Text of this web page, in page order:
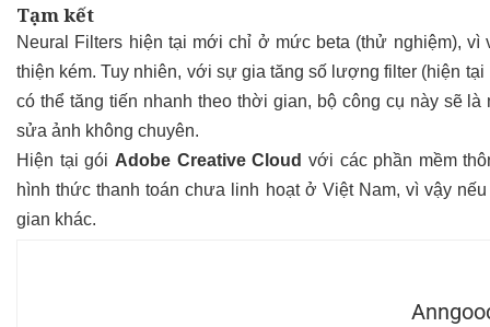
Tạm kết
Neural Filters hiện tại mới chỉ ở mức beta (thử nghiệm),
thiện kém. Tuy nhiên, với sự gia tăng số lượng filter (hiện
có thể tăng tiến nhanh theo thời gian, bộ công cụ này sẽ
sửa ảnh không chuyên.
Hiện tại gói Adobe Creative Cloud với các phần mềm
hình thức thanh toán chưa linh hoạt ở Việt Nam, vì vậy
gian khác.